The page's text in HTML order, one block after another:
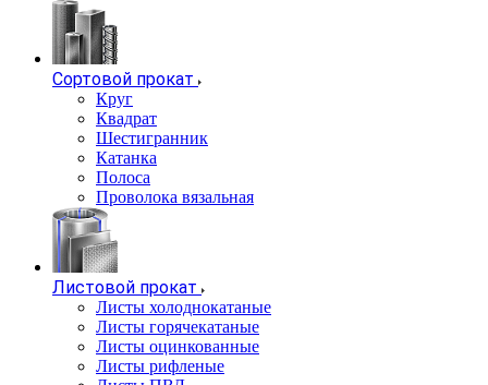
Сортовой прокат
Круг
Квадрат
Шестигранник
Катанка
Полоса
Проволока вязальная
Листовой прокат
Листы холоднокатаные
Листы горячекатаные
Листы оцинкованные
Листы рифленые